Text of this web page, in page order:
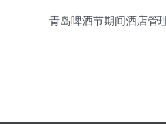
青岛啤酒节期间酒店管